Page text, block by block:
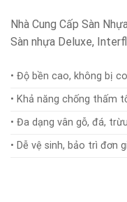
Nhà Cung Cấp Sàn
Sàn nhựa Deluxe,
• Độ bền cao, không bị
• Khả năng chống thấm
• Đa dạng vân gỗ, đá,
• Dễ vệ sinh, bảo trì đơn